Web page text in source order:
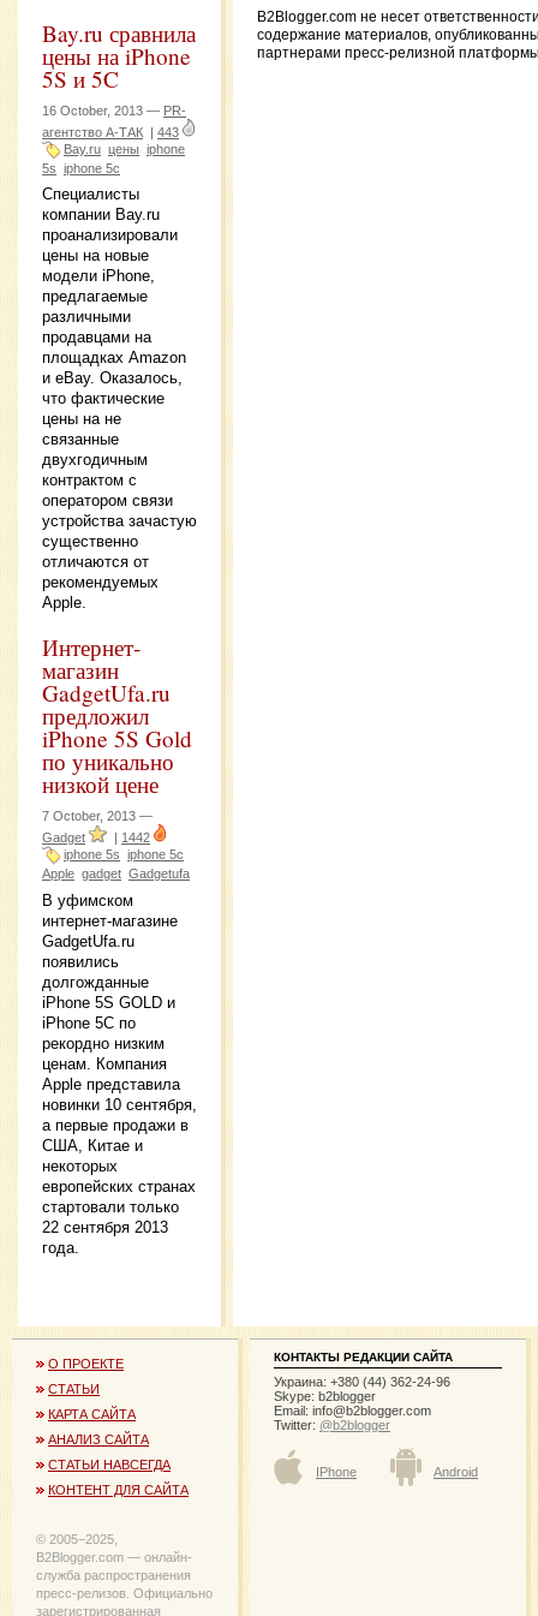
Bay.ru сравнила
цены на iPhone
5S и 5C
16 October, 2013 — PR-
агентство А-ТАК | 443
Bay.ru цены iphone
5s iphone 5c
Специалисты
компании Bay.ru
проанализировали
цены на новые
модели iPhone,
предлагаемые
различными
продавцами на
площадках Amazon
и eBay. Оказалось,
что фактические
цены на не
связанные
двухгодичным
контрактом с
оператором связи
устройства зачастую
существенно
отличаются от
рекомендуемых
Apple.
Интернет-
магазин
GadgetUfa.ru
предложил
iPhone 5S Gold
по уникально
низкой цене
7 October, 2013 —
Gadget
| 1442
iphone 5s iphone 5c
Apple gadget Gadgetufa
В уфимском
интернет-магазине
GadgetUfa.ru
появились
долгожданные
iPhone 5S GOLD и
iPhone 5C по
рекордно низким
ценам. Компания
Apple представила
новинки 10 сентября,
а первые продажи в
США, Китае и
некоторых
европейских странах
стартовали только
22 сентября 2013
года.
B2Blogger.com не несет
содержание материалов,
партнерами пресс-релизной
О ПРОЕКТЕ
СТАТЬИ
КАРТА САЙТА
АНАЛИЗ САЙТА
СТАТЬИ НАВСЕГДА
КОНТЕНТ ДЛЯ САЙТА
© 2005−2025,
B2Blogger.com — онлайн-
служба распространения
пресс-релизов. Официально
зарегистрированная
КОНТАКТЫ РЕДАКЦИИ САЙТА
Украина: +380 (44) 362-24-96
Skype: b2blogger
Email: info@b2blogger.com
Twitter: @b2blogger
IPhone Android